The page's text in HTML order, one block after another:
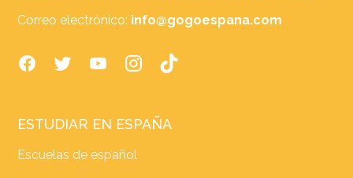
Correo electrónico: info@gogoespana.com
ESTUDIAR EN ESPAÑA
Escuelas de español